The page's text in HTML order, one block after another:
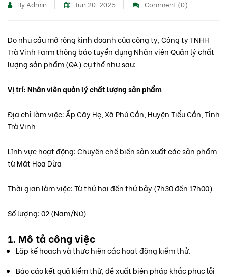
By Admin Jun 20, 2025 Comment (0)
Do nhu cầu mở rộng kinh doanh của công ty, Công ty TNHH
Trà Vinh Farm thông báo tuyển dụng Nhân viên Quản lý chất
lượng sản phẩm (QA) cụ thể như sau:
Vị trí: Nhân viên quản lý chất lượng sản phẩm
Địa chỉ làm việc: Ấp Cây Hẹ, Xã Phú Cần, Huyện Tiểu Cần, Tỉnh
Trà Vinh
Lĩnh vực hoạt động: Chuyên chế biến sản xuất các sản phẩm
từ Mật Hoa Dừa
Thời gian làm việc: Từ thứ hai đến thứ bảy (7h30 đến 17h00)
Số lượng: 02 (Nam/Nữ)
1. Mô tả công việc
Lập kế hoạch và thực hiện các hoạt động kiểm thử.
Báo cáo kết quả kiểm thử, đề xuất biện pháp khắc phục lỗi